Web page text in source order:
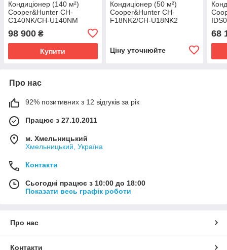
Кондиціонер (140 м²)
Cooper&Hunter CH-
C140NK/CH-U140NM
касетний (промисловий)
98 900 ₴
Купити
Кондиціонер (50 м²)
Cooper&Hunter CH-
F18NK2/CH-U18NK2
Ціну уточнюйте
68
Про нас
92% позитивних з 12 відгуків за рік
Працює з 27.10.2011
м. Хмельницький
Хмельницький, Україна
Контакти
Сьогодні працює з 10:00 до 18:00
Показати весь графік роботи
Про нас
Контакти